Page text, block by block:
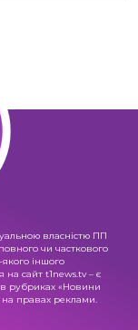
власністю ПП
чи часткового
іншого
на сайт t1news.tv – є
рубриках «Новини
на правах реклами.